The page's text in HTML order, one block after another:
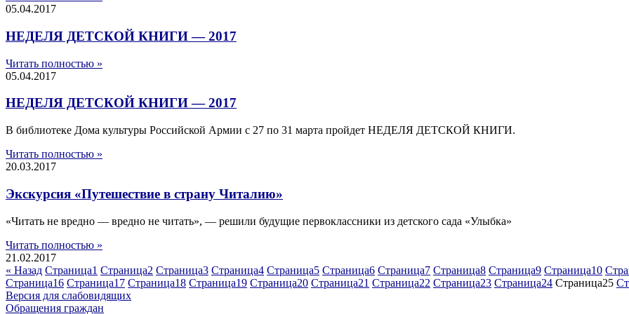
05.04.2017
НЕДЕЛЯ ДЕТСКОЙ КНИГИ — 2017
Читать полностью »
05.04.2017
НЕДЕЛЯ ДЕТСКОЙ КНИГИ — 2017
В библиотеке Дома культуры Российской Армии с 27 по 31 марта пройдет НЕДЕЛЯ ДЕТСКОЙ КНИГИ.
Читать полностью »
20.03.2017
Экскурсия «Путешествие в страну Читалию»
«Читать не вредно — вредно не читать», — решили будущие первоклассники из детского сада «Улыбка»
Читать полностью »
21.02.2017
« Назад Страница1 Страница2 Страница3 Страница4 Страница5 Страница6 Страница7 Страница8 Страница9 Страница10
Страница16 Страница17 Страница18 Страница19 Страница20 Страница21 Страница22 Страница23 Страница24 Страница25
Версия для слабовидящих
Обращения граждан